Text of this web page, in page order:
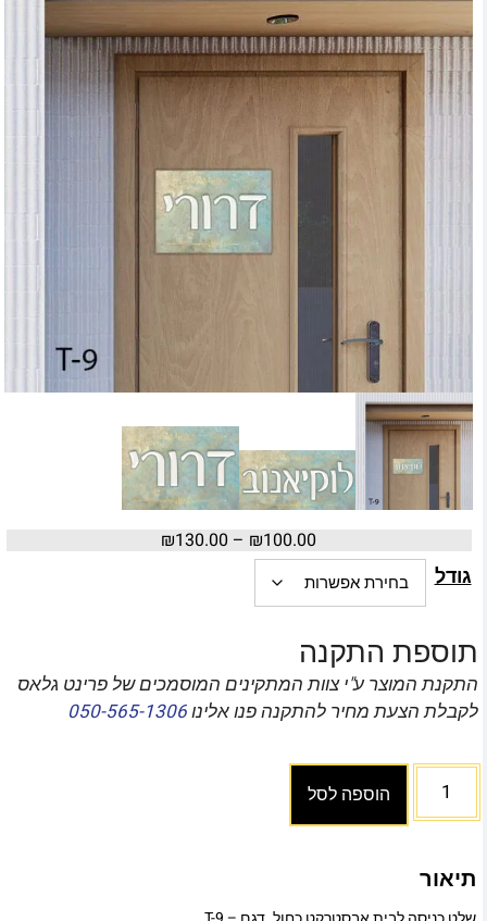
₪100.00
–
₪130.00
גודל
תוספת התקנה
התקנת המוצר ע"י צוות המתקינים המוסמכים של פרינט גלאס
לקבלת הצעת מחיר להתקנה פנו אלינו050-565-1306
הוספה לסל
תיאור